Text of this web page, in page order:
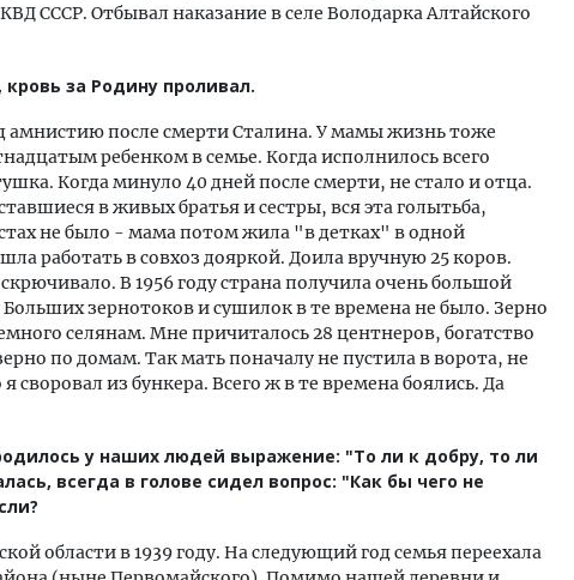
СССР. Отбывал наказание в селе Володарка Алтайского
за Родину проливал.
амнистию после смерти Сталина. У мамы жизнь тоже
ребенком в семье. Когда исполнилось всего
Когда минуло 40 дней после смерти, не стало и отца.
в живых братья и сестры, вся эта голытьба,
не было - мама потом жила "в детках" в одной
работать в совхоз дояркой. Доила вручную 25 коров.
В 1956 году страна получила очень большой
зернотоков и сушилок в те времена не было. Зерно
селянам. Мне причиталось 28 центнеров, богатство
по домам. Так мать поначалу не пустила в ворота, не
своровал из бункера. Всего ж в те времена боялись. Да
у наших людей выражение: "То ли к добру, то ли
всегда в голове сидел вопрос: "Как бы чего не
области в 1939 году. На следующий год семья переехала